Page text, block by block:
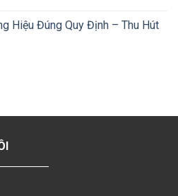
Hiệu Đúng Quy Định – Thu Hút